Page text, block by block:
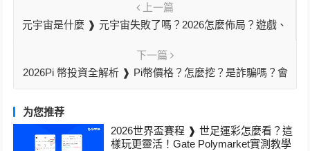
上一篇
元宇宙是什麼 ❱ 元宇宙失敗了嗎？2026怎麼佈局？遊戲、
下一篇
2026Pi 幣投資全解析 ❱ Pi幣價格？怎麼挖？是詐騙嗎？會
为您推荐
2026世界盃賽程 ❱ 世足運彩怎麼看？這
樣玩更靈活！Gate Polymarket實測教學